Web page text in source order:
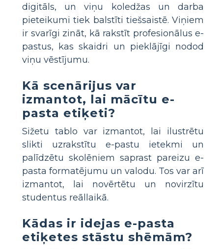
digitāls, un viņu koledžas un darba
pieteikumi tiek balstīti tiešsaistē. Viņiem
ir svarīgi zināt, kā rakstīt profesionālus e-
pastus, kas skaidri un pieklājīgi nodod
viņu vēstījumu.
Kā scenārijus var
izmantot, lai mācītu e-
pasta etiķeti?
Sižetu tablo var izmantot, lai ilustrētu
slikti uzrakstītu e-pastu ietekmi un
palīdzētu skolēniem saprast pareizu e-
pasta formatējumu un valodu. Tos var arī
izmantot, lai novērtētu un novirzītu
studentus reāllaikā.
Kādas ir idejas e-pasta
etiķetes stāstu shēmām?